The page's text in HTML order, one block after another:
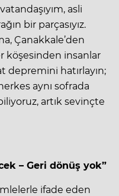
asli
bir parçasıyız.
Çanakkale’den
köşesinden insanlar
depremini hatırlayın;
aynı sofrada
artık sevinçte
– Geri dönüş yok”
ifade eden